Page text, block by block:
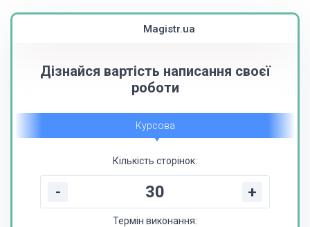
Magistr.ua
Дізнайся вартість написання своєї
роботи
Курсова
Магістерська
Кількість сторінок:
- +
Термін виконання: